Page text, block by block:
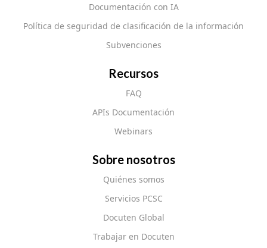
Documentación con IA
Política de seguridad de clasificación de la información
Subvenciones
Recursos
FAQ
APIs Documentación
Webinars
Sobre nosotros
Quiénes somos
Servicios PCSC
Docuten Global
Trabajar en Docuten